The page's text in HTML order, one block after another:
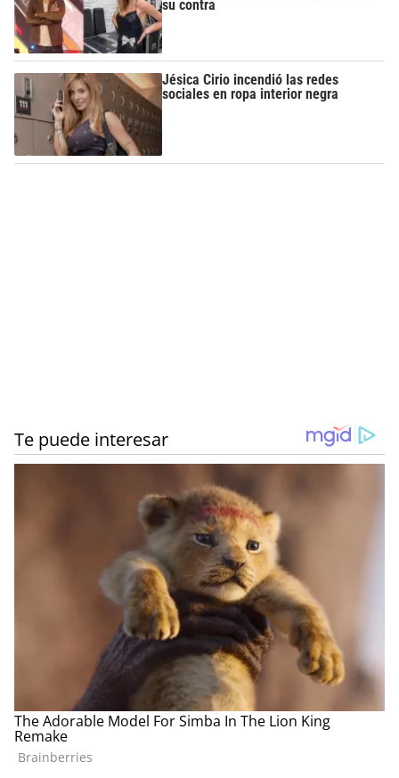
su contra
Jésica Cirio incendió las redes
sociales en ropa interior negra